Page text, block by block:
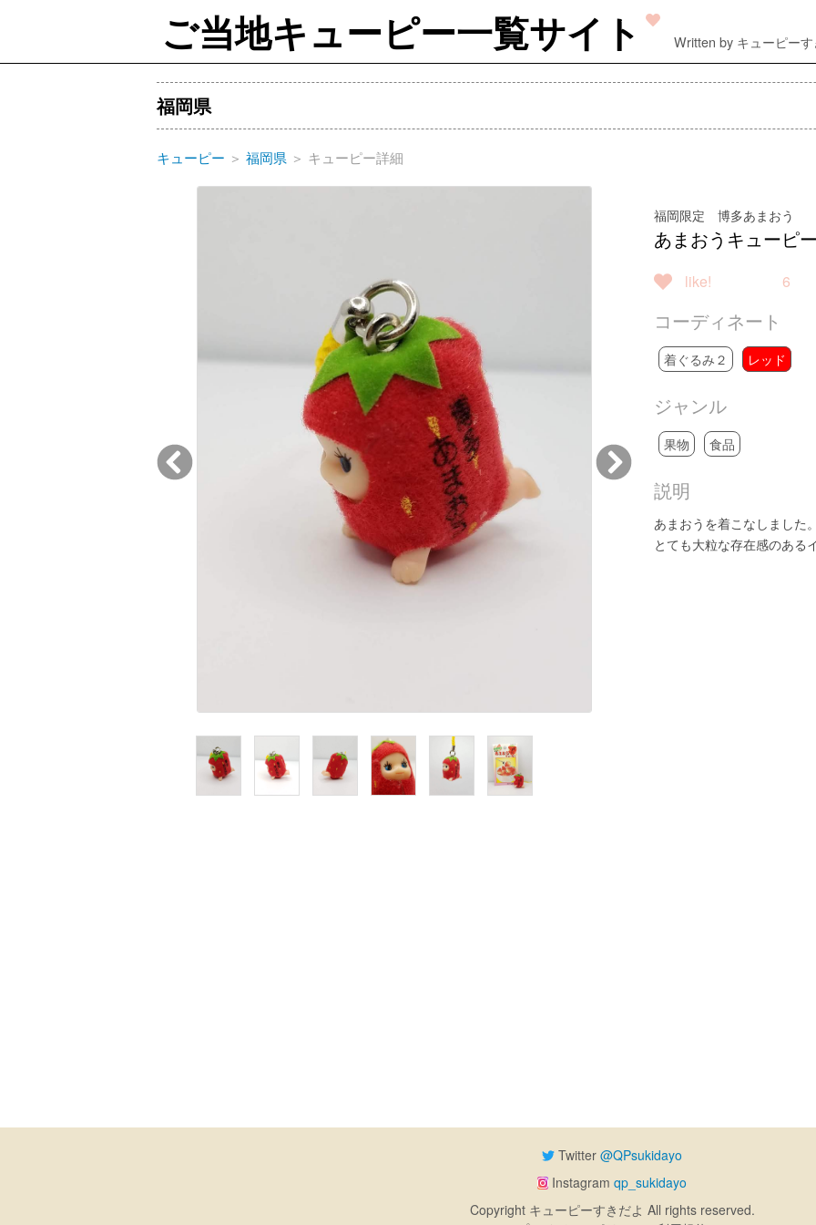
ご当地キューピー一覧サイト Written by キューピーす
福岡県
キューピー ＞ 福岡県 ＞ キューピー詳細
福岡限定 博多あまおう
あまおうキューピー
like! 6
コーディネート
着ぐるみ２ レッド
ジャンル
果物 食品
説明
あまおうを着こなしました。
とても大粒な存在感のある
Twitter @QPsukidayo
Instagramqp_sukidayo
Copyright キューピーすきだよ All rights reserved.